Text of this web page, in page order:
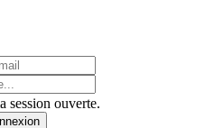
session ouverte.